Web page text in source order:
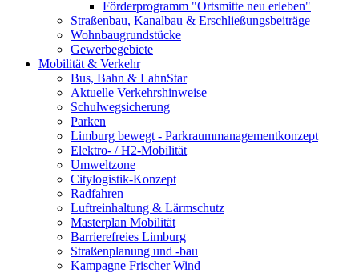
Förderprogramm "Ortsmitte neu erleben"
Straßenbau, Kanalbau & Erschließungsbeiträge
Wohnbaugrundstücke
Gewerbegebiete
Mobilität & Verkehr
Bus, Bahn & LahnStar
Aktuelle Verkehrshinweise
Schulwegsicherung
Parken
Limburg bewegt - Park­raum­management­konzept
Elektro- / H2-Mobilität
Umweltzone
Citylogistik-Konzept
Radfahren
Luftreinhaltung & Lärmschutz
Masterplan Mobilität
Barrierefreies Limburg
Straßenplanung und -bau
Kampagne Frischer Wind